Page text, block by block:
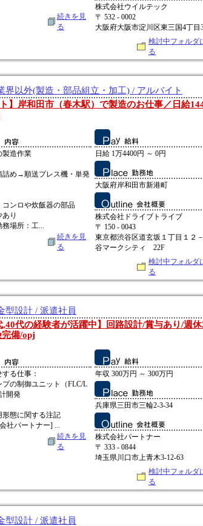
続きを見
る
株式会社ウイルテック
〒 532 - 0002
大阪府大阪市淀川区東三国4丁目
検討中フォルダ
る
界以外(製造・部品組立・加工) / アルバイト
ト】岸和田市（春木駅）で製造のお仕事／日給
製造作業
詰め→順送プレス機・単発
ンロや炊飯器の部品
り
場所：工...
続きを見
る
日給 1万4400円 ～ 0円
大阪府岸和田市新港町
株式会社ドライブトライブ
〒 150 - 0043
東京都渋谷区道玄坂１丁目１２
谷マークシティ 22F
検討中フォルダ
る
型設計 / 派遣社員
,40代の経験者が活躍中】回路設計/賞与あり/週休
備/opj
る仕事：
の制御ユニット（FLC/L
開発
態に関する注記
社パートナー] ...
続きを見
る
年収 300万円 ～ 300万円
兵庫県三田市三輪2-3-34
株式会社パートナー
〒 333 - 0844
埼玉県川口市上青木3-12-63
検討中フォルダ
る
型設計 / 派遣社員